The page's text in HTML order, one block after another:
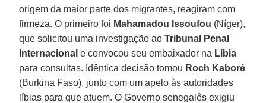
origem da maior parte dos migrantes, reagiram com
firmeza. O primeiro foi Mahamadou Issoufou (Níger),
que solicitou uma investigação aoTribunal Penal
Internacional e convocou seu embaixador na Líbia
para consultas. Idêntica decisão tomou Roch Kaboré
(Burkina Faso), junto com um apelo às autoridades
líbias para que atuem. O Governo senegalês exigiu